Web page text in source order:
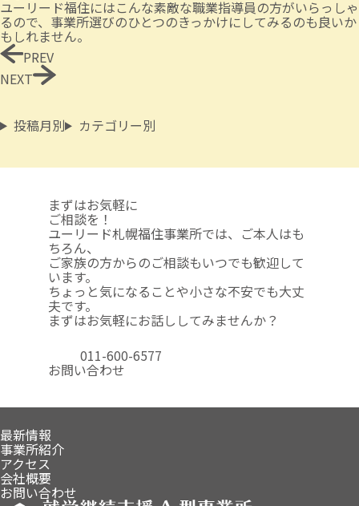
ユーリード福住にはこんな素敵な職業指導員の方がいらっしゃ
るので、事業所選びのひとつのきっかけにしてみるのも良いか
もしれません。
PREV
NEXT
投稿月別 カテゴリー別
まずはお気軽に
ご相談を！
ユーリード札幌福住事業所では、ご本人はも
ちろん、
ご家族の方からのご相談もいつでも歓迎して
います。
ちょっと気になることや小さな不安でも大丈
夫です。
まずはお気軽にお話ししてみませんか？
011-600-6577
お問い合わせ
最新情報
事業所紹介
アクセス
会社概要
お問い合わせ